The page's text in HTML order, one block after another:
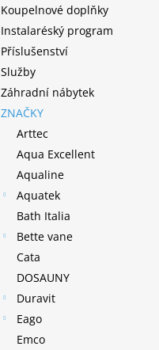
Koupelnové doplňky
Instalaréský program
Příslušenství
Služby
Záhradní nábytek
ZNAČKY
Arttec
Aqua Excellent
Aqualine
Aquatek
Bath Italia
Bette vane
Cata
DOSAUNY
Duravit
Eago
Emco